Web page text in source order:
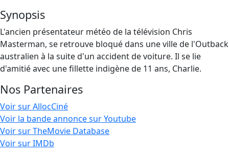
Synopsis
L'ancien présentateur météo de la télévision Chris
Masterman, se retrouve bloqué dans une ville de l'Outback
australien à la suite d'un accident de voiture. Il se lie
d'amitié avec une fillette indigène de 11 ans, Charlie.
Nos Partenaires
Voir sur AllocCiné
Voir la bande annonce sur Youtube
Voir sur TheMovie Database
Voir sur IMDb